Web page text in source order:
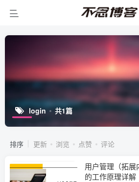
login 共1篇
排序 更新 浏览 点赞 评论
用户管理（拓展
的工作原理详解